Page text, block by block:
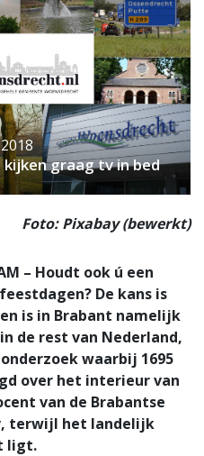
graag tv in bed
Foto: Pixabay (bewerkt)
– Houdt ook ú een
De kans is
is in Brabant namelijk
de rest van Nederland,
waarbij 1695
over het interieur van
van de Brabantse
terwijl het landelijk
ligt.